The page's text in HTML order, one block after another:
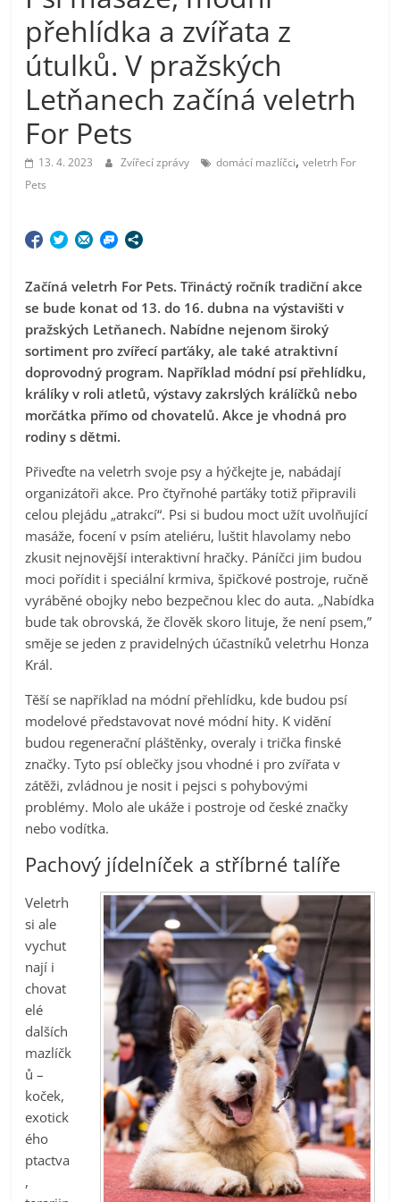
přehlídka a zvířata z
útulků. V pražských
Letňanech začíná veletrh
For Pets
13. 4. 2023 Zvířecí zprávy domácí mazlíčci,veletrh For
Pets
Začíná veletrh For Pets. Třináctý ročník tradiční akce
se bude konat od 13. do 16. dubna na výstavišti v
pražských Letňanech. Nabídne nejenom široký
sortiment pro zvířecí parťáky, ale také atraktivní
doprovodný program. Například módní psí přehlídku,
králíky v roli atletů, výstavy zakrslých králíčků nebo
morčátka přímo od chovatelů. Akce je vhodná pro
rodiny s dětmi.
Přiveďte na veletrh svoje psy a hýčkejte je, nabádají
organizátoři akce. Pro čtyřnohé parťáky totiž připravili
celou plejádu „atrakcí“. Psi si budou moct užít uvolňující
masáže, focení v psím ateliéru, luštit hlavolamy nebo
zkusit nejnovější interaktivní hračky. Páníčci jim budou
moci pořídit i speciální krmiva, špičkové postroje, ručně
vyráběné obojky nebo bezpečnou klec do auta. „Nabídka
bude tak obrovská, že člověk skoro lituje, že není psem,”
směje se jeden z pravidelných účastníků veletrhu Honza
Král.
Těší se například na módní přehlídku, kde budou psí
modelové představovat nové módní hity. K vidění
budou regenerační pláštěnky, overaly i trička finské
značky. Tyto psí oblečky jsou vhodné i pro zvířata v
zátěži, zvládnou je nosit i pejsci s pohybovými
problémy. Molo ale ukáže i postroje od české značky
nebo vodítka.
Pachový jídelníček a stříbrné talíře
Veletrh
si ale
vychut
nají i
chovat
elé
dalších
mazlíčk
ů –
koček,
exotick
ého
ptactva
,